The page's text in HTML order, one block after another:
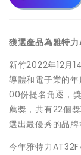
獲選產品為雅特
新竹2022年12月
導體和電子業的
00份提名角逐，
薦獎，共有22個
選出最優秀的品牌
今年雅特力